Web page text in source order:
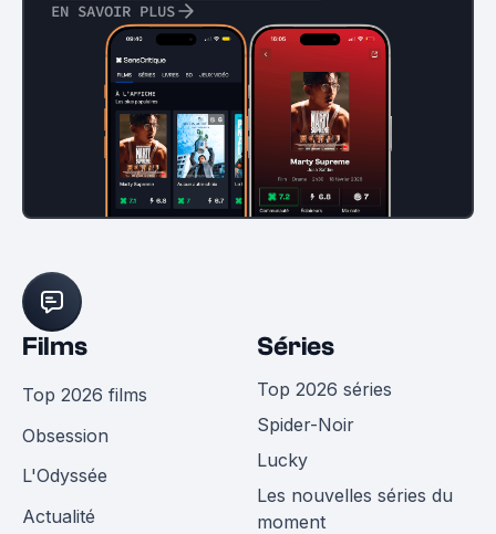
EN SAVOIR PLUS
Films
Top 2026 films
Obsession
L'Odyssée
Actualité
Séries
Top 2026 séries
Spider-Noir
Lucky
Les nouvelles séries du
moment